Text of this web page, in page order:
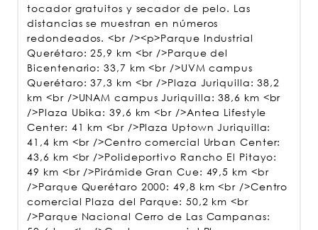
tocador gratuitos y secador de pelo. Las
distancias se muestran en números
redondeados. <br /><p>Parque Industrial
Querétaro: 25,9 km <br />Parque del
Bicentenario: 33,7 km <br />UVM campus
Querétaro: 37,3 km <br />Plaza Juriquilla: 38,2
km <br />UNAM campus Juriquilla: 38,6 km <br
/>Plaza Ubika: 39,6 km <br />Antea Lifestyle
Center: 41 km <br />Plaza Uptown Juriquilla:
41,4 km <br />Centro comercial Urban Center:
43,6 km <br />Polideportivo Rancho El Pitayo:
49 km <br />Pirámide Gran Cue: 49,5 km <br
/>Parque Querétaro 2000: 49,8 km <br />Centro
comercial Plaza del Parque: 50,2 km <br
/>Parque Nacional Cerro de Las Campanas: